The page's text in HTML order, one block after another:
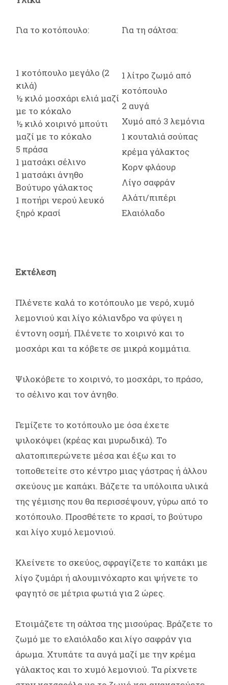
Για το κοτόπουλο: Για τη σάλτσα:
1 κοτόπουλο μεγάλο (2
κιλά)
½ κιλό μοσχάρι ελιά μαζί
με το κόκαλο
½ κιλό χοιρινό μπούτι
μαζί με το κόκαλο
5 πράσα
1 ματσάκι σέλινο
1 ματσάκι άνηθο
Βούτυρο γάλακτος
1 ποτήρι νερού λευκό
ξηρό κρασί
1 λίτρο ζωμό από
κοτόπουλο
2 αυγά
Χυμό από 3 λεμόνια
1 κουταλιά σούπας
κρέμα γάλακτος
Κορν φλάουρ
Λίγο σαφράν
Αλάτι/πιπέρι
Ελαιόλαδο
Εκτέλεση
Πλένετε καλά το κοτόπουλο με νερό, χυμό
λεμονιού και λίγο κόλιανδρο να φύγει η
έντονη οσμή. Πλένετε το χοιρινό και το
μοσχάρι και τα κόβετε σε μικρά κομμάτια.
Ψιλοκόβετε το χοιρινό, το μοσχάρι, το πράσο,
το σέλινο και τον άνηθο.
Γεμίζετε το κοτόπουλο με όσα έχετε
ψιλοκόψει (κρέας και μυρωδικά). Το
αλατοπιπερώνετε μέσα και έξω και το
τοποθετείτε στο κέντρο μιας γάστρας ή άλλου
σκεύους με καπάκι. Βάζετε τα υπόλοιπα υλικά
της γέμισης που θα περισσέψουν, γύρω από το
κοτόπουλο. Προσθέτετε το κρασί, το βούτυρο
και λίγο χυμό λεμονιού.
Κλείνετε το σκεύος, σφραγίζετε το καπάκι με
λίγο ζυμάρι ή αλουμινόχαρτο και ψήνετε το
φαγητό σε μέτρια φωτιά για 2 ώρες.
Ετοιμάζετε τη σάλτσα της μισούρας. Βράζετε το
ζωμό με το ελαιόλαδο και λίγο σαφράν για
άρωμα. Χτυπάτε τα αυγά μαζί με την κρέμα
γάλακτος και το χυμό λεμονιού. Τα ρίχνετε